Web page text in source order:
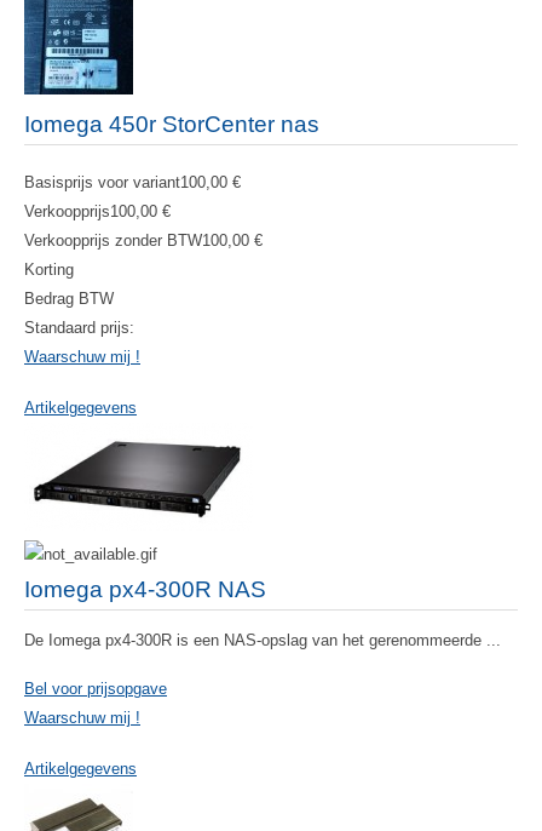
Iomega 450r StorCenter nas
Basisprijs voor variant100,00 €
Verkoopprijs100,00 €
Verkoopprijs zonder BTW100,00 €
Korting
Bedrag BTW
Standaard prijs:
Waarschuw mij !
Artikelgegevens
Iomega px4-300R NAS
De Iomega px4-300R is een NAS-opslag van het gerenommeerde ...
Bel voor prijsopgave
Waarschuw mij !
Artikelgegevens